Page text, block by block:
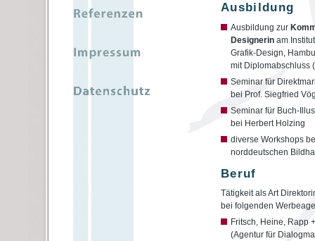
Ausbildung
Ausbildung zur
Designerin am
Grafik-Design,
mit Diplomabschluss
Seminar für
bei Prof. Siegfried
Seminar für Buch-
bei Herbert Holzing
diverse Workshops
norddeutschen
Beruf
Tätigkeit als Art
bei folgenden
Fritsch, Heine, Rapp
(Agentur für